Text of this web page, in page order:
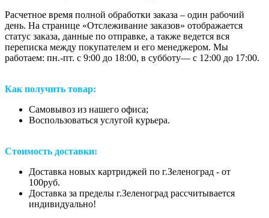
Расчетное время полной обработки заказа – один рабочий
день. На странице «Отслеживание заказов» отображается
статус заказа, данные по отправке, а также ведется вся
переписка между покупателем и его менеджером. Мы
работаем: пн.-пт. с 9:00 до 18:00, в субботу— с 12:00 до 17:00.
Как получить товар:
Самовывоз из нашего офиса;
Воспользоваться услугой курьера.
Стоимость доставки:
Доставка новых картриджей по г.Зеленоград - от
100руб.
Доставка за пределы г.Зеленоград рассчитывается
индивидуально!